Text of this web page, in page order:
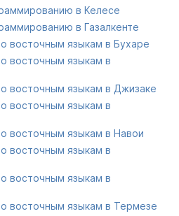
в Келесе
в Газалкенте
восточным языкам в Бухаре
восточным языкам в
восточным языкам в Джизаке
восточным языкам в
восточным языкам в Навои
восточным языкам в
восточным языкам в
восточным языкам в Термезе